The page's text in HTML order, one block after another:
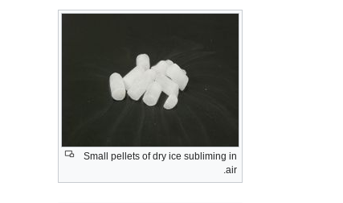
Small pellets of dry ice subliming in
air.